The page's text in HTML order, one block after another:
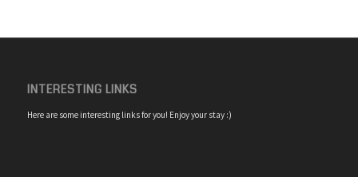
INTERESTING LINKS
Here are some interesting links for you! Enjoy your stay :)